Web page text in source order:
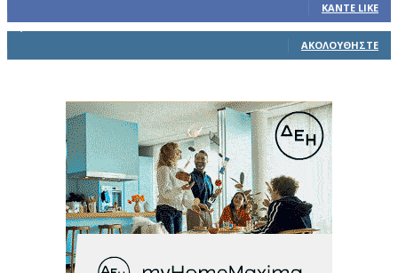
ΚΆΝΤΕ LIKE
ΑΚΟΛΟΥΘΉΣΤΕ